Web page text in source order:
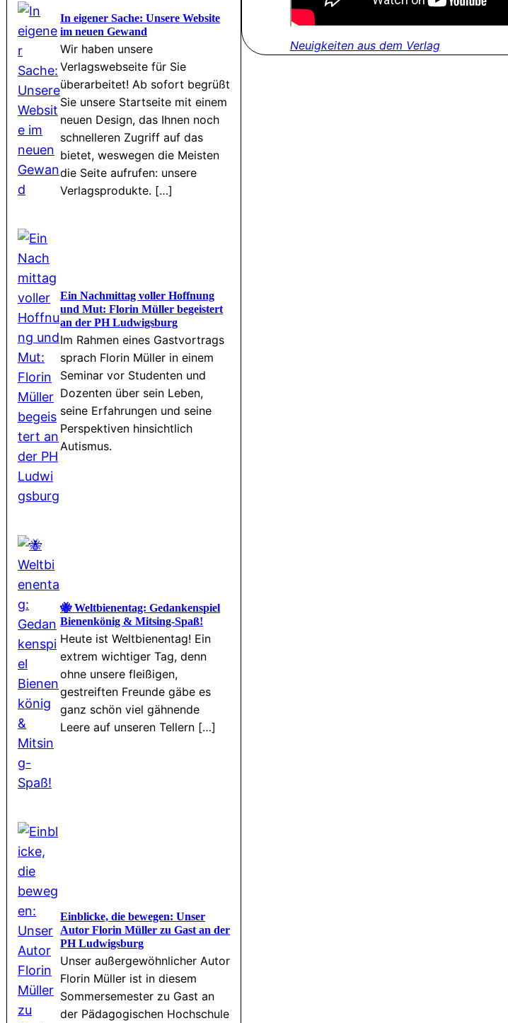
In eigener Sache: Unsere Website
im neuen Gewand
Wir haben unsere
Verlagswebseite für Sie
überarbeitet! Ab sofort begrüßt
Sie unsere Startseite mit einem
neuen Design, das Ihnen noch
schnelleren Zugriff auf das
bietet, weswegen die Meisten
die Seite aufrufen: unsere
Verlagsprodukte. […]
Ein Nachmittag voller Hoffnung
und Mut: Florin Müller begeistert
an der PH Ludwigsburg
Im Rahmen eines Gastvortrags
sprach Florin Müller in einem
Seminar vor Studenten und
Dozenten über sein Leben,
seine Erfahrungen und seine
Perspektiven hinsichtlich
Autismus.
🐝 Weltbienentag: Gedankenspiel
Bienenkönig & Mitsing-Spaß!
Heute ist Weltbienentag! Ein
extrem wichtiger Tag, denn
ohne unsere fleißigen,
gestreiften Freunde gäbe es
ganz schön viel gähnende
Leere auf unseren Tellern […]
Einblicke, die bewegen: Unser
Autor Florin Müller zu Gast an der
PH Ludwigsburg
Unser außergewöhnlicher Autor
Florin Müller ist in diesem
Sommersemester zu Gast an
der Pädagogischen Hochschule
Neuigkeiten aus dem Verlag